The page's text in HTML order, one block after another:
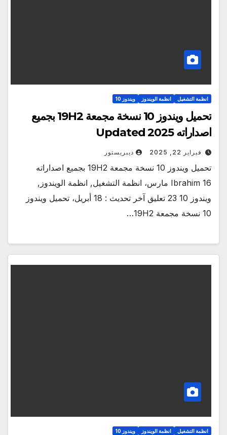
انظمة التشغيل انظمة الويندوز ويندوز 10
تحميل ويندوز 10 نسخة مجمعة 19H2 بجميع
اصداراته Updated 2025
فبراير 22, 2025 ديبريستور
تحميل ويندوز 10 نسخة مجمعة 19H2 بجميع اصداراته
Ibrahim 16 مارس، انظمة التشغيل, انظمة الويندوز,
ويندوز 10 23 تعليق آخر تحديث : 18 أبريل، تحميل ويندوز
10 نسخة مجمعة 19H2…
انظمة التشغيل انظمة الويندوز ويندوز 10